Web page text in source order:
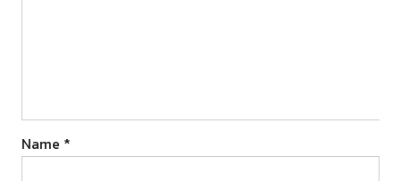
Name *